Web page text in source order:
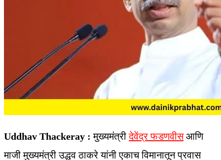
Uddhav Thackeray :मुख्यमंत्रीदेवेंद्र फडणवीसआणि
माजी मुख्यमंत्री उद्धव ठाकरे यांनी एकाच विमानातून प्रवास